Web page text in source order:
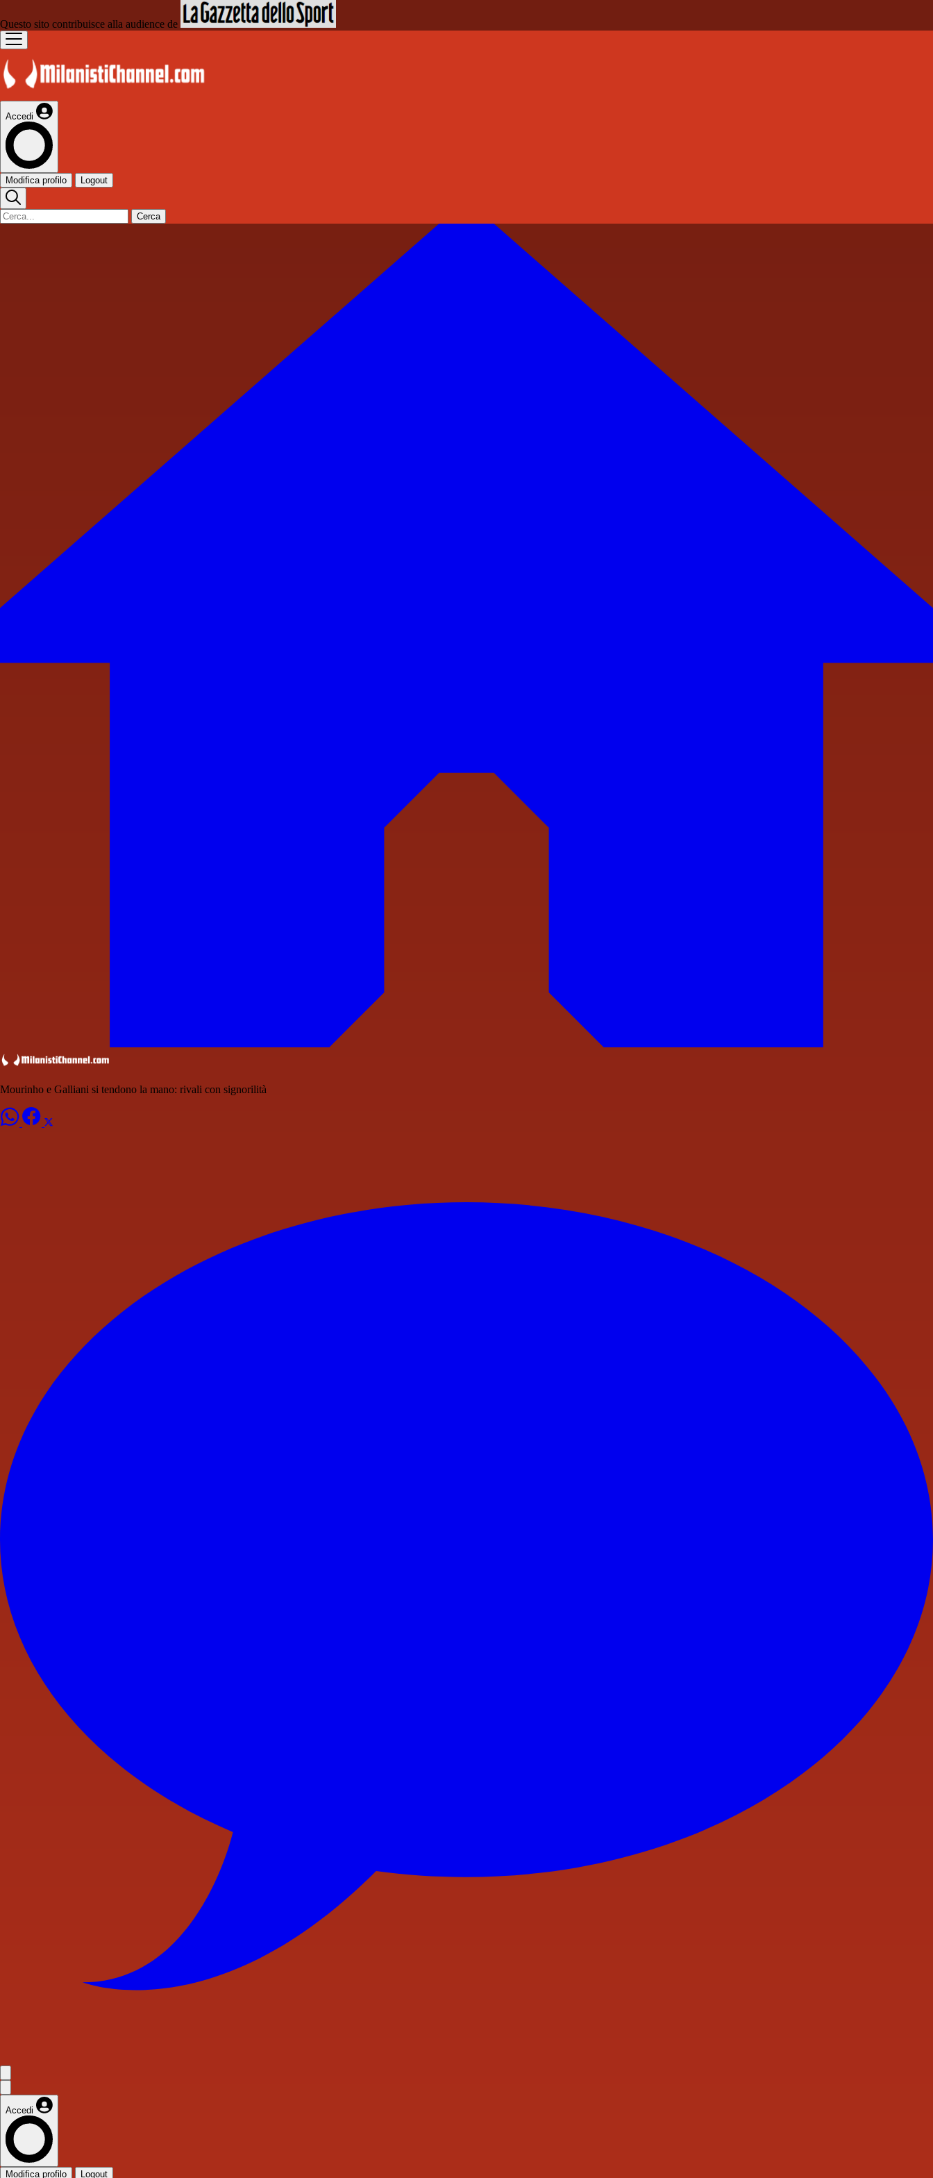
Questo sito contribuisce alla audience de
Accedi
Modifica profilo Logout
Cerca
Mourinho e Galliani si tendono la mano: rivali con signorilità
Accedi
Modifica profilo Logout